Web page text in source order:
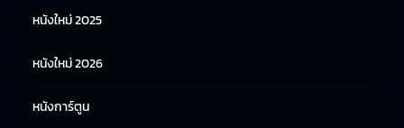
หนังญี่ปุ่น
หนังใหม่ 2025
หนังใหม่ 2026
หนังการ์ตูน